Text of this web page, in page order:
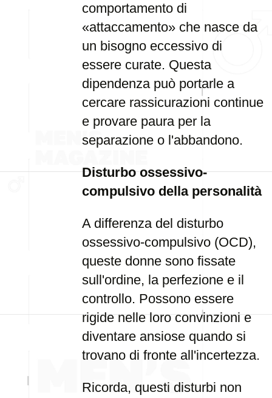
comportamento di
«attaccamento» che nasce da
un bisogno eccessivo di
essere curate. Questa
dipendenza può portarle a
cercare rassicurazioni continue
e provare paura per la
separazione o l'abbandono.
Disturbo ossessivo-
compulsivo della personalità
A differenza del disturbo
ossessivo-compulsivo (OCD),
queste donne sono fissate
sull'ordine, la perfezione e il
controllo. Possono essere
rigide nelle loro convinzioni e
diventare ansiose quando si
trovano di fronte all'incertezza.
Ricorda, questi disturbi non